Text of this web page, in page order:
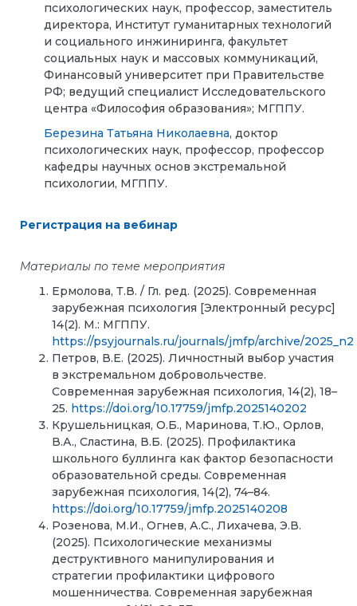
психологических наук, профессор, заместитель
директора, Институт гуманитарных технологий
и социального инжиниринга, факультет
социальных наук и массовых коммуникаций,
Финансовый университет при Правительстве
РФ; ведущий специалист Исследовательского
центра «Философия образования»; МГППУ.
Березина Татьяна Николаевна, доктор
психологических наук, профессор, профессор
кафедры научных основ экстремальной
психологии, МГППУ.
Регистрация на вебинар
Материалы по теме мероприятия
Ермолова, Т.В. / Гл. ред. (2025). Современная
зарубежная психология [Электронный ресурс]
14(2). М.: МГППУ.
https://psyjournals.ru/journals/jmfp/archive/2025_n2
Петров, В.Е. (2025). Личностный выбор участия
в экстремальном добровольчестве.
Современная зарубежная психология, 14(2), 18–
25. https://doi.org/10.17759/jmfp.2025140202
Крушельницкая, О.Б., Маринова, Т.Ю., Орлов,
В.А., Сластина, В.Б. (2025). Профилактика
школьного буллинга как фактор безопасности
образовательной среды. Современная
зарубежная психология, 14(2), 74–84.
https://doi.org/10.17759/jmfp.2025140208
Розенова, М.И., Огнев, А.С., Лихачева, Э.В.
(2025). Психологические механизмы
деструктивного манипулирования и
стратегии профилактики цифрового
мошенничества. Современная зарубежная